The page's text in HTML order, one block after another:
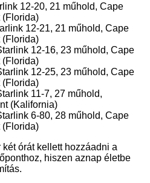
12-20, 21 műhold, Cape
(Florida)
12-21, 21 műhold, Cape
(Florida)
12-16, 23 műhold, Cape
(Florida)
12-25, 23 műhold, Cape
(Florida)
11-7, 27 műhold,
(Kalifornia)
6-80, 28 műhold, Cape
(Florida)
órát kellett hozzáadni a
hiszen aznap életbe